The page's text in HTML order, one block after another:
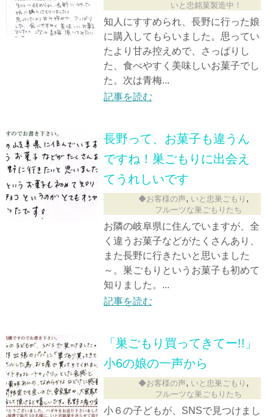
いと忠銘菓製造中！
知人にすすめられ、長野に行った娘
に購入してもらいました。思ってい
たより甘み控えめで、さっぱりし
た、食べやすく美味しいお菓子でし
た。次は青梅...
記事を読む
長野って、お菓子も違うん
ですね！巣ごもりに出会え
てうれしいです
◆お客様の声, いと忠巣ごもり ,
フルーツな巣ごもりたち
お隣の岐阜県に住んでいますが、全
く違うお菓子などがたくさんあり、
また長野に行きたいと思いました
～。巣ごもりというお菓子も初めて
知りました。...
記事を読む
「巣ごもり買ってきてー!!」
小6の娘の一声から
◆お客様の声, いと忠巣ごもり ,
フルーツな巣ごもりたち
小６の子どもが、SNSで見つけまし